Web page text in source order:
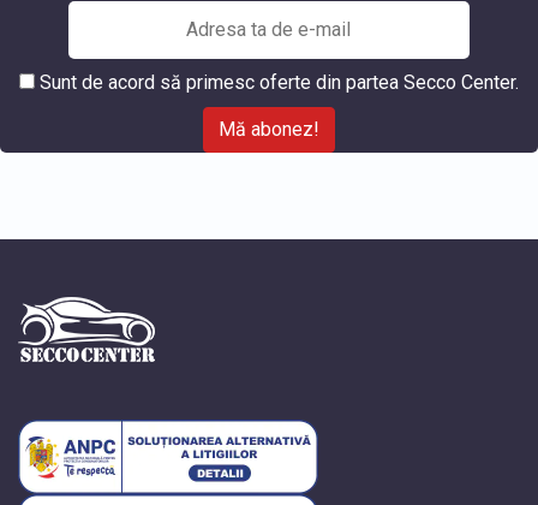
Sunt de acord să primesc oferte din partea Secco Center.
Mă abonez!